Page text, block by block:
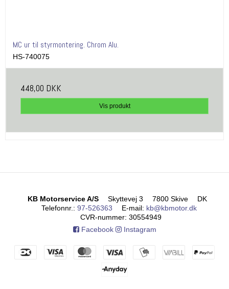
MC ur til styrmontering. Chrom Alu.
HS-740075
448,00 DKK
Vis produkt
KB Motorservice A/S Skyttevej 3 7800 Skive
DK
Telefonnr. : 97-526363 E-mail: kb@kbmotor.dk
CVR-nummer: 30554949
Facebook
Instagram